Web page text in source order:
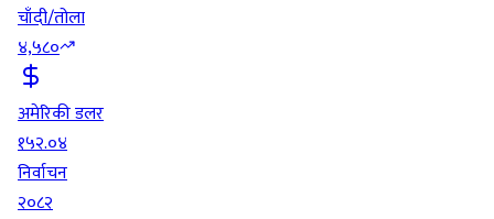
चाँदी/तोला
४,५८०
अमेरिकी डलर
१५२.०४
निर्वाचन
२०८२